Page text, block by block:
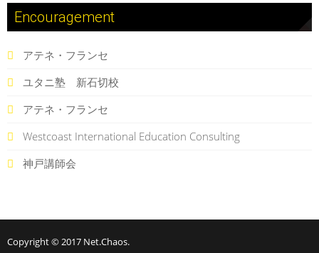
Encouragement
アテネ・フランセ
ユタニ塾 新石切校
アテネ・フランセ
Westcoast International Education Consulting
神戸講師会
Copyright © 2017 Net.Chaos.